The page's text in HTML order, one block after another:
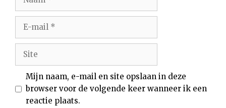
Site
Mijn naam, e-mail en site opslaan in deze
browser voor de volgende keer wanneer ik een
reactie plaats.